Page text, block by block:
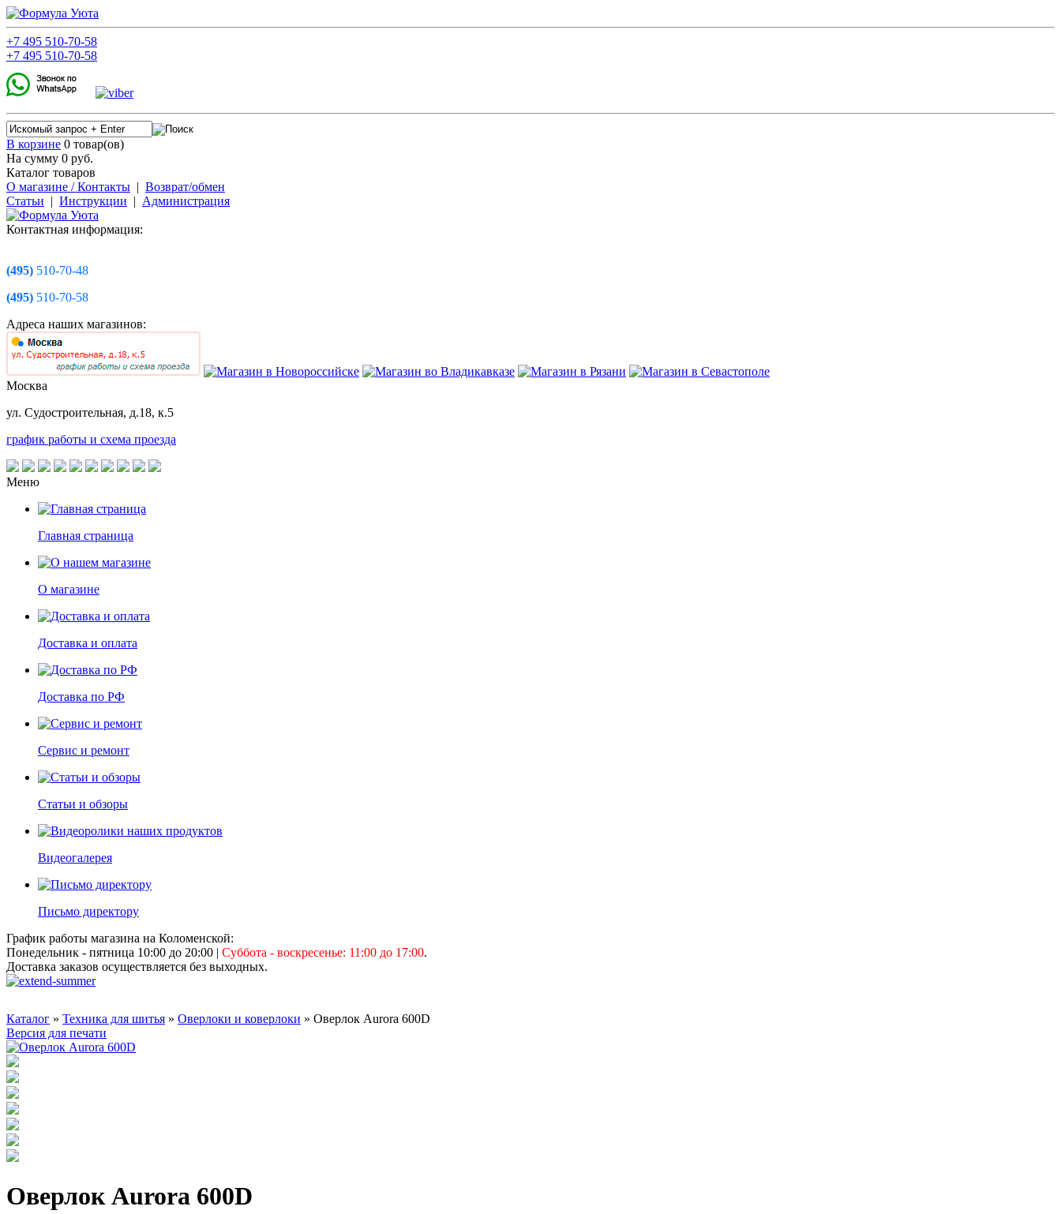
+7 495 510-70-58
+7 495 510-70-58
В корзине 0 товар(ов)
На сумму 0 руб.
Каталог товаров
О магазине / Контакты | Возврат/обмен
Статьи | Инструкции | Администрация
Контактная информация:
(495) 510-70-48
(495) 510-70-58
Адреса наших магазинов:
Москва
ул. Судостроительная, д.18, к.5
график работы и схема проезда
Меню
Главная страница
О магазине
Доставка и оплата
Доставка по РФ
Сервис и ремонт
Статьи и обзоры
Видеогалерея
Письмо директору
График работы магазина на Коломенской:
Понедельник - пятница 10:00 до 20:00 | Суббота - воскресенье: 11:00 до 17:00.
Доставка заказов осуществляется без выходных.
Каталог » Техника для шитья » Оверлоки и коверлоки » Оверлок Aurora 600D
Версия для печати
Оверлок Aurora 600D